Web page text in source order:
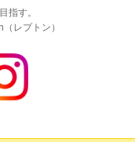
指す。
レプトン）